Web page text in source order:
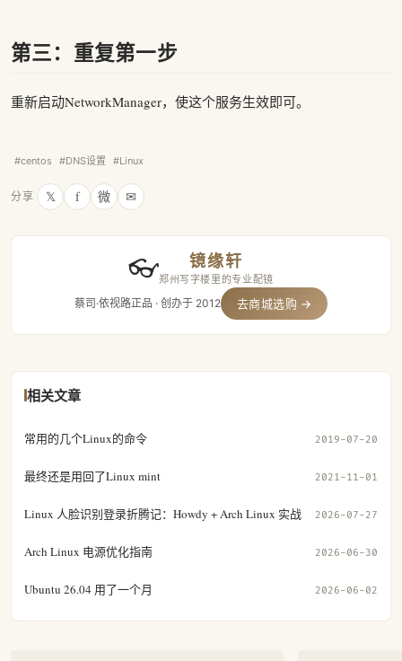
第三：重复第一步
重新启动NetworkManager，使这个服务生效即可。
#centos #DNS设置 #Linux
分享 𝕏 f 微 ✉
👓 镜缘轩
郑州写字楼里的专业配镜
蔡司·依视路正品 · 创办于 2012 去商城选购 →
相关文章
常用的几个Linux的命令 2019-07-20
最终还是用回了Linux mint 2021-11-01
Linux 人脸识别登录折腾记：Howdy + Arch Linux 实战 2026-07-27
Arch Linux 电源优化指南 2026-06-30
Ubuntu 26.04 用了一个月 2026-06-02